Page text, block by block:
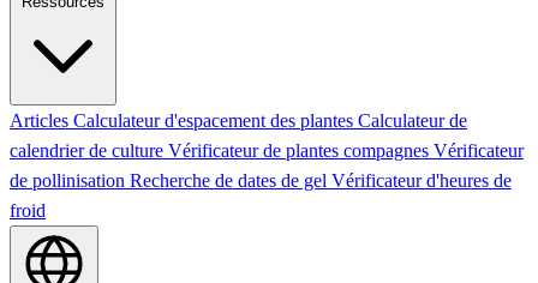
Articles Calculateur d'espacement des plantes Calculateur de
calendrier de culture Vérificateur de plantes compagnes Vérificateur
de pollinisation Recherche de dates de gel Vérificateur d'heures de
froid